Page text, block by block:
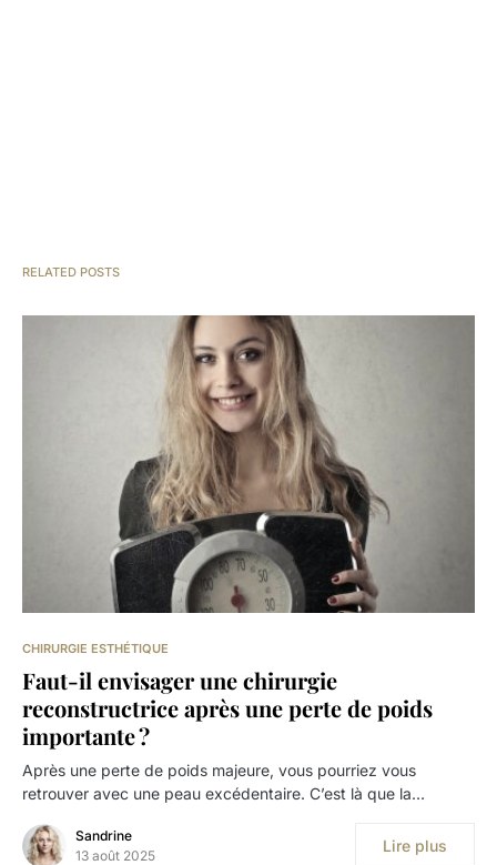
RELATED POSTS
CHIRURGIE ESTHÉTIQUE
Faut-il envisager une chirurgie
reconstructrice après une perte de poids
importante ?
Après une perte de poids majeure, vous pourriez vous
retrouver avec une peau excédentaire. C’est là que la…
Sandrine
13 août 2025
Lire plus